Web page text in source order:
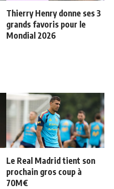
Thierry Henry donne ses 3
grands favoris pour le
Mondial 2026
Le Real Madrid tient son
prochain gros coup à
70M€